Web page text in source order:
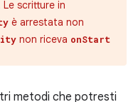
scritture in
è arrestata non
non riceva onStart
metodi che potresti